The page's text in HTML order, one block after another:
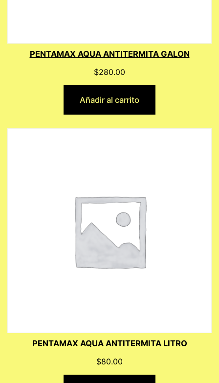
PENTAMAX AQUA ANTITERMITA GALON
$280.00
Añadir al carrito
PENTAMAX AQUA ANTITERMITA LITRO
$80.00